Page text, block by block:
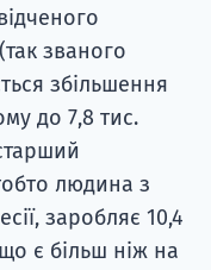
званого
збільшення
до 7,8 тис.
людина з
заробляє 10,4
є більш ніж на